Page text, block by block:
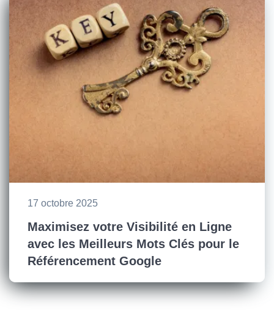
17 octobre 2025
Maximisez votre Visibilité en Ligne
avec les Meilleurs Mots Clés pour le
Référencement Google